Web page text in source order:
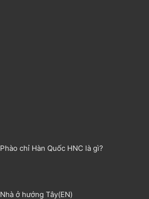
Phào chỉ Hàn Quốc HNC là gì?
Nhà ở hướng Tây(EN)